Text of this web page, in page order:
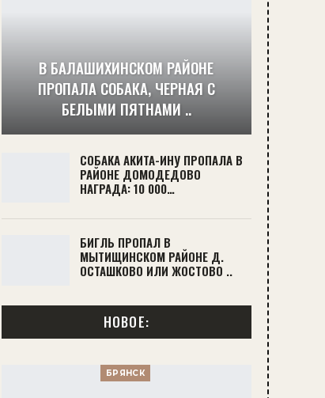
В БАЛАШИХИНСКОМ РАЙОНЕ
ПРОПАЛА СОБАКА, ЧЕРНАЯ С
БЕЛЫМИ ПЯТНАМИ ..
СОБАКА АКИТА-ИНУ ПРОПАЛА В
РАЙОНЕ ДОМОДЕДОВО
НАГРАДА: 10 000…
БИГЛЬ ПРОПАЛ В
МЫТИЩИНСКОМ РАЙОНЕ Д.
ОСТАШКОВО ИЛИ ЖОСТОВО ..
НОВОЕ:
БРЯНСК